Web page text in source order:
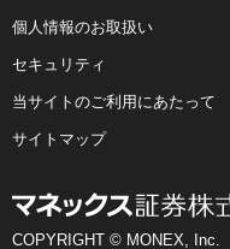
個人情報のお取扱い
セキュリティ
当サイトのご利用にあたって
サイトマップ
COPYRIGHT © MONEX, Inc.